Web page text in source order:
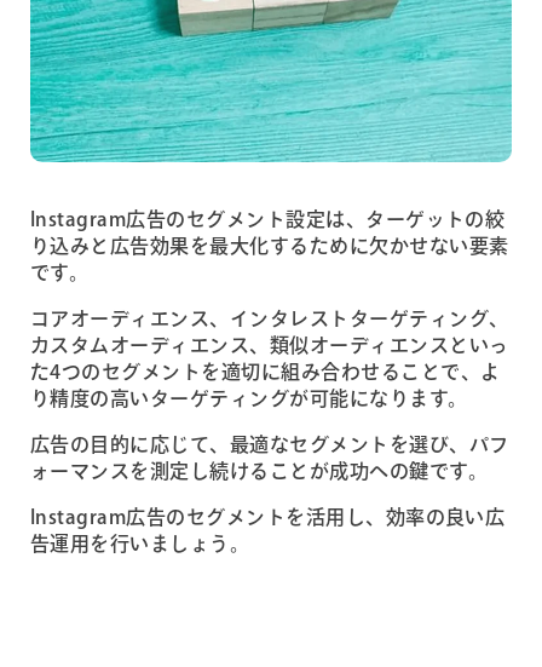
Instagram広告のセグメント設定は、ターゲットの絞
り込みと広告効果を最大化するために欠かせない要素
です。
コアオーディエンス、インタレストターゲティング、
カスタムオーディエンス、類似オーディエンスといっ
た4つのセグメントを適切に組み合わせることで、よ
り精度の高いターゲティングが可能になります。
広告の目的に応じて、最適なセグメントを選び、パフ
ォーマンスを測定し続けることが成功への鍵です。
Instagram広告のセグメントを活用し、効率の良い広
告運用を行いましょう。